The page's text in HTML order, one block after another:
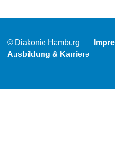
© Diakonie Hamburg
Ausbildung & Karriere